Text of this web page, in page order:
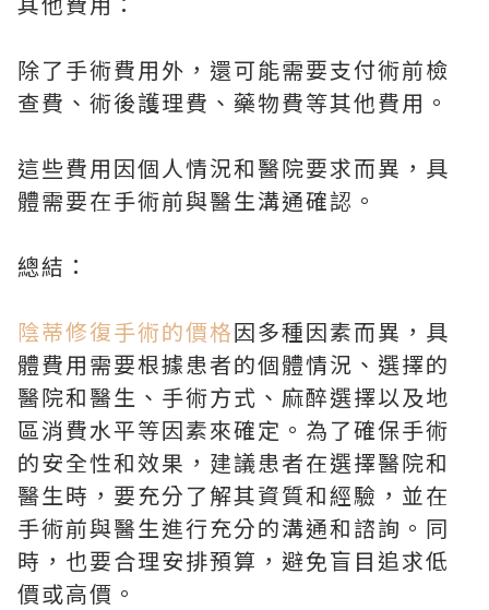
除了手術費用外，還可能需要支付術前檢
查費、術後護理費、藥物費等其他費用。
這些費用因個人情況和醫院要求而異，具
體需要在手術前與醫生溝通確認。
總結：
陰蒂修復手術的價格因多種因素而異，具
體費用需要根據患者的個體情況、選擇的
醫院和醫生、手術方式、麻醉選擇以及地
區消費水平等因素來確定。為了確保手術
的安全性和效果，建議患者在選擇醫院和
醫生時，要充分了解其資質和經驗，並在
手術前與醫生進行充分的溝通和諮詢。同
時，也要合理安排預算，避免盲目追求低
價或高價。